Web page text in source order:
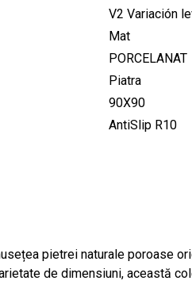
V2 Variación
Mat
PORCELANAT
Piatra
90X90
AntiSlip R10
pietrei naturale poroase
de dimensiuni, această